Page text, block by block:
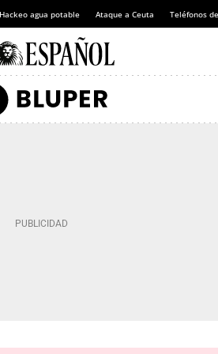
Hackeo agua potable Ataque a Ceuta Teléfonos